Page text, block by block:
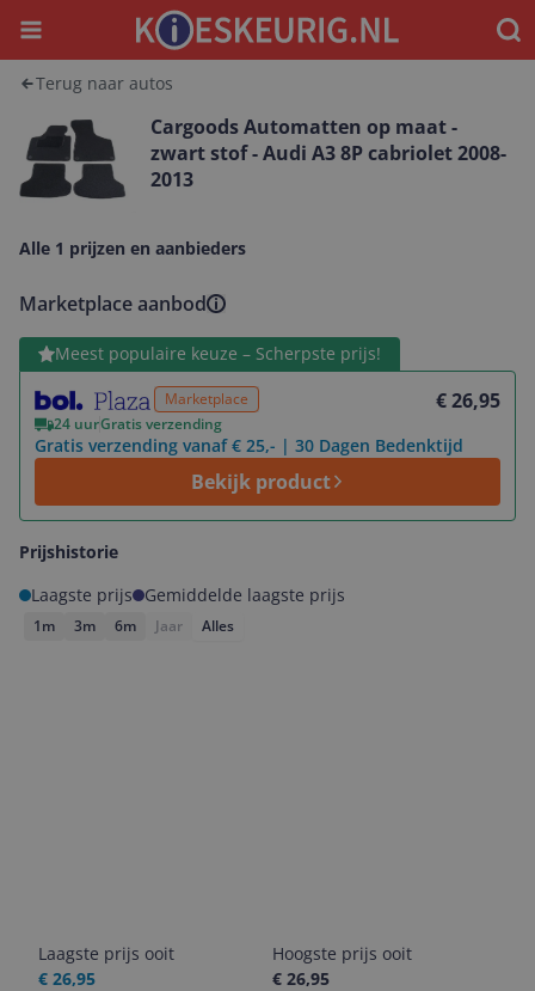
Menu
Terug naar autos
Cargoods Automatten op maat -
zwart stof - Audi A3 8P cabriolet 2008-
2013
Alle 1 prijzen en aanbieders
Marketplace aanbod
Meest populaire keuze – Scherpste prijs!
Marketplace € 26,95
24 uurGratis verzending
Gratis verzending vanaf € 25,- | 30 Dagen Bedenktijd
Bekijk product
Bekijk product
Prijshistorie
Laagste prijs
Gemiddelde laagste prijs
1m 3m 6m Jaar Alles
Laagste prijs ooit
€ 26,95
Hoogste prijs ooit
€ 26,95